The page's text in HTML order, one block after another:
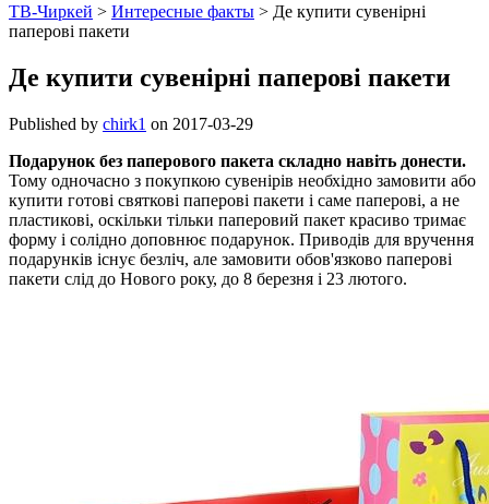
ТВ-Чиркей > Интересные факты > Де купити сувенірні
паперові пакети
Де купити сувенірні паперові пакети
Published by chirk1 on 2017-03-29
Подарунок без паперового пакета складно навіть донести.
Тому одночасно з покупкою сувенірів необхідно замовити або
купити готові святкові паперові пакети і саме паперові, а не
пластикові, оскільки тільки паперовий пакет красиво тримає
форму і солідно доповнює подарунок. Приводів для вручення
подарунків існує безліч, але замовити обов'язково паперові
пакети слід до Нового року, до 8 березня і 23 лютого.